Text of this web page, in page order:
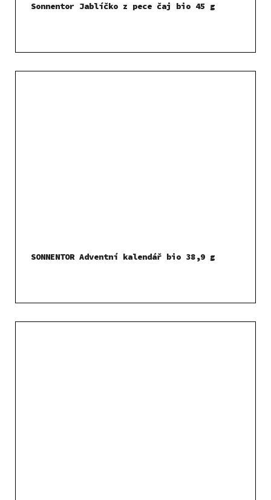
Sonnentor Jablíčko z pece čaj bio 45 g
SONNENTOR Adventní kalendář bio 38,9 g